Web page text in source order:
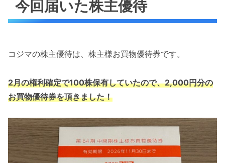
今回届いた株主優待
コジマの株主優待は、株主様お買物優待券です。
2月の権利確定で100株保有していたので、2,000円分の
お買物優待券を頂きました！